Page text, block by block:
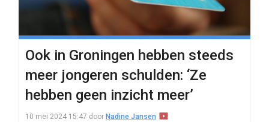
Ook in Groningen hebben steeds
meer jongeren schulden: ‘Ze
hebben geen inzicht meer’
10 mei 2024 15:47 door Nadine Jansen